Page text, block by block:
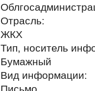
Отрасль:
ЖКХ
Тип, носитель
Бумажный
Вид информации: